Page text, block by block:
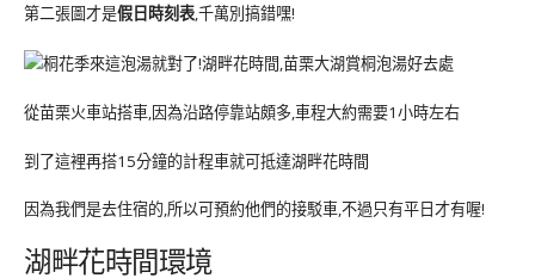
第二張圖才是假日時刻表,千萬別搞錯嘿!
從苗栗火車站搭車,因為沿路停靠站頗多,車程大約需要1小時左右
到了這裡再搭15分鐘的計程車就可抵達湖畔花時間
因為我們是去住宿的,所以可預約他們的接駁車,不過只有平日才有喔!
湖畔花時間環境